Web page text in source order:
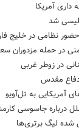
داری آمریکا
شد
نظامی در خلیج
دفاع مقدس
آمریکایی به تل‌آویو
درباره جاسوسی
شده لیگ برتری‌ها